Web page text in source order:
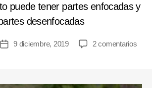
puede tener partes enfocadas y
desenfocadas
9 diciembre, 2019 2 comentarios